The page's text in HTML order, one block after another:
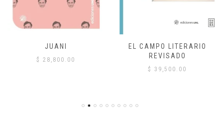
JUANI
$ 28,800.00
EL CAMPO LITERARIO
REVISADO
$ 39,500.00